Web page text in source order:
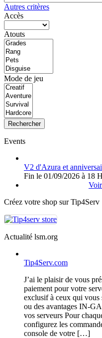
Autres critères
Accès
Atouts
Mode de jeu
Rechercher
Events
V2 d'Azura et
Fin le 01/09/2026 à 18
Créez votre shop sur Tip4Serv
Actualité lsm.org
Tip4Serv.com
J’ai le plaisir de vous
paiement pour votre
exclusif à ceux qui vous
ou des avantages IN-
vos serveurs Pour
configurez les
console de votre […]